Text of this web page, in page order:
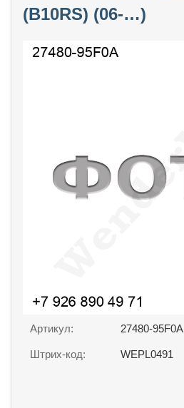
(B10RS) (06-…)
Артикул: 27480-95F0A
Штрих-код: WEPL0491